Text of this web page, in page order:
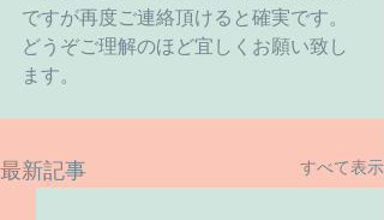
ですが再度ご連絡頂けると確実です。
どうぞご理解のほど宜しくお願い致し
ます。
最新記事 すべて表示